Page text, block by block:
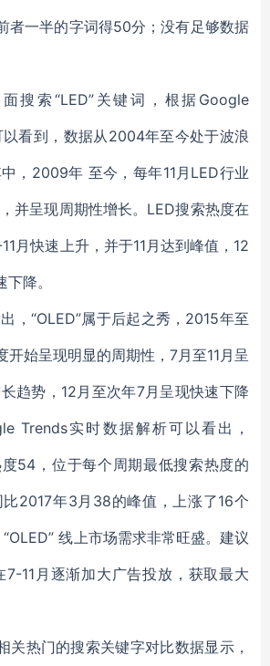
者一半的字词得50分；没有足够数据
搜索“LED”关键词，根据Google
看到，数据从2004年至今处于波浪
，2009年 至今，每年11月LED行业
并呈现周期性增长。LED搜索热度在
月快速上升，并于11月达到峰值，12
降。
，“OLED”属于后起之秀，2015年至
开始呈现明显的周期性，7月至11月呈
趋势，12月至次年7月呈现快速下降
Trends实时数据解析可以看出，
54，位于每个周期最低搜索热度的
2017年3月38的峰值，上涨了16个
线上市场需求非常旺盛。建议
11月逐渐加大广告投放，获取最大
关热门的搜索关键字对比数据显示，